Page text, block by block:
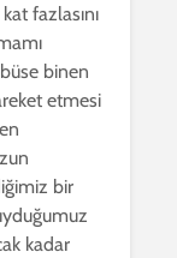
fazlasını
binen
etmesi
bir
kadar